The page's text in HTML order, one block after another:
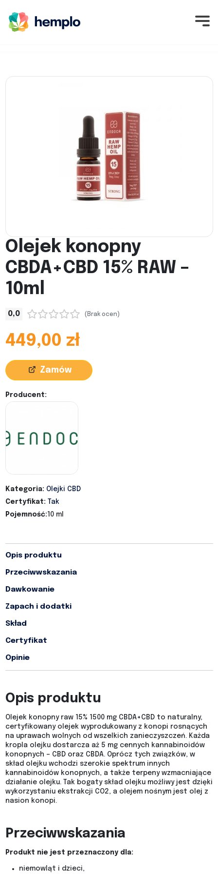
Olejek konopny
CBDA+CBD 15% RAW –
10ml
0,0 (Brak ocen)
449,00 zł
Zamów
Producent:
Kategoria: Olejki CBD
Certyfikat:
Tak
Pojemność:10 ml
Opis produktu
Przeciwwskazania
Dawkowanie
Zapach i dodatki
Skład
Certyfikat
Opinie
Opis produktu
Olejek konopny raw 15% 1500 mg CBDA+CBD to naturalny,
certyfikowany olejek wyprodukowany z konopi rosnących
na uprawach wolnych od wszelkich zanieczyszczeń. Każda
kropla olejku dostarcza aż 5 mg cennych kannabinoidów
konopnych – CBD oraz CBDA. Oprócz tych związków, w
skład olejku wchodzi szerokie spektrum innych
kannabinoidów konopnych, a także terpeny wzmacniające
działanie olejku. Tak bogaty skład olejku możliwy jest dzięki
wykorzystaniu ekstrakcji CO2, a olejem nośnym jest olej z
nasion konopi.
Przeciwwskazania
Produkt nie jest przeznaczony dla:
niemowląt i dzieci,